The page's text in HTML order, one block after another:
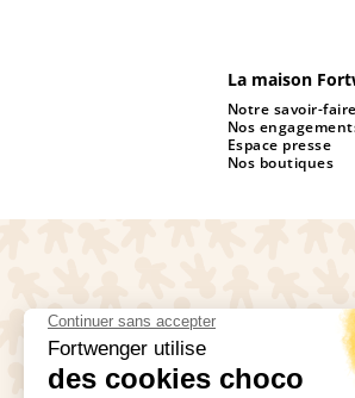
La maison
Notre savoir-faire
Nos
Espace presse
Nos boutiques